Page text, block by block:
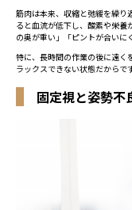
筋肉は本来、収縮と弛緩を繰り
ると血流が低下し、酸素や栄養
の奥が重い」「ピントが合いに
特に、長時間の作業の後に遠く
ラックスできない状態だからです
固定視と姿勢不